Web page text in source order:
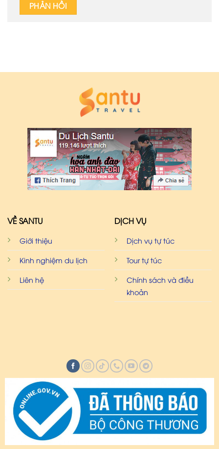
VỀ SANTU
Giới thiệu
Kinh nghiệm du lịch
Liên hệ
DỊCH VỤ
Dịch vụ tự túc
Tour tự túc
Chính sách và điều
khoản